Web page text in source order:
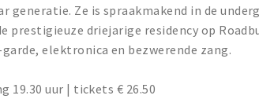
generatie. Ze is spraakmakend in de
prestigieuze driejarige residency op
elektronica en bezwerende zang.
19.30 uur | tickets € 26.50